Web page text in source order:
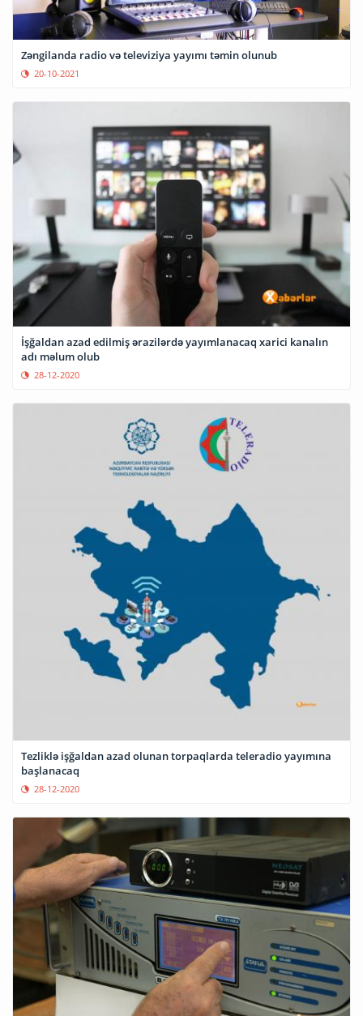
Zəngilanda radio və televiziya yayımı təmin olunub
20-10-2021
İşğaldan azad edilmiş ərazilərdə yayımlanacaq xarici kanalın
adı məlum olub
28-12-2020
Tezliklə işğaldan azad olunan torpaqlarda teleradio yayımına
başlanacaq
28-12-2020